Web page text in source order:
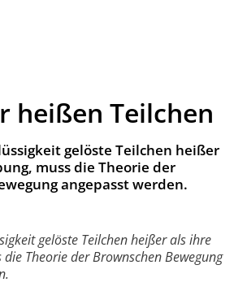
heißen Teilchen
gelöste Teilchen heißer
muss die Theorie der
angepasst werden.
gelöste Teilchen heißer als ihre
Theorie der Brownschen Bewegung